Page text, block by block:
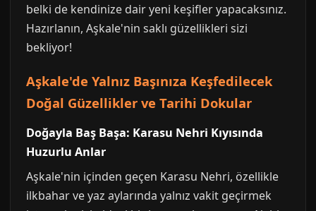
belki de kendinize dair yeni keşifler yapacaksınız.
Hazırlanın, Aşkale'nin saklı güzellikleri sizi
bekliyor!
Aşkale'de Yalnız Başınıza Keşfedilecek
Doğal Güzellikler ve Tarihi Dokular
Doğayla Baş Başa: Karasu Nehri Kıyısında
Huzurlu Anlar
Aşkale'nin içinden geçen Karasu Nehri, özellikle
ilkbahar ve yaz aylarında yalnız vakit geçirmek